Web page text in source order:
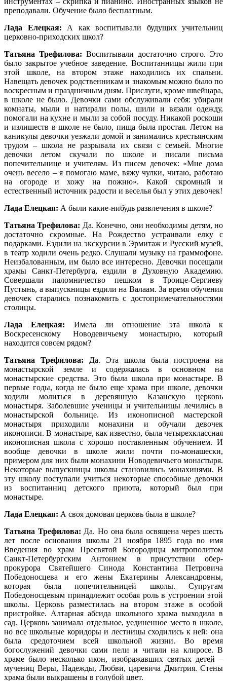
преподавали. Обучение было бесплатным.
Лада Елецкая: А как воспитывали будущих учительниц
церковно-приходских школ?
Татьяна Трефилова: Воспитывали достаточно строго. Это
было закрытое учебное заведение. Воспитанницы жили при
этой школе, на втором этаже находились их спальни.
Навещать девочек родственникам и знакомым можно было по
воскресным и праздничным дням. Прислуги, кроме швейцара,
в школе не было. Девочки сами обслуживали себя: убирали
комнаты, мыли и натирали полы, шили и вязали одежду,
помогали на кухне и мыли за собой посуду. Никакой роскоши
и излишеств в школе не было, пища была простая. Летом на
каникулы девочки уезжали домой и занимались крестьянским
трудом – школа не разрывала их связи с семьей. Многие
девочки летом скучали по школе и писали письма
попечительнице и учителям. Из писем девочек: «Мне дома
очень весело – я помогаю маме, вяжу чулки, читаю, работаю
на огороде и хожу на пожню». Какой скромный и
естественный источник радости и веселья был у этих девочек!
Лада Елецкая: А были какие-нибудь развлечения в школе?
Татьяна Трефилова: Да. Конечно, они необходимы детям, но
достаточно скромные. На Рождество устраивали елку с
подарками. Ездили на экскурсии в Эрмитаж и Русский музей,
в театр ходили очень редко. Слушали музыку на граммофоне.
Неизбалованным, им было все интересно. Девочки посещали
храмы Санкт-Петербурга, ездили в Духовную Академию.
Совершали паломничество пешком в Троице-Сергиеву
Пустынь, а выпускницы ездили на Валаам. За время обучения
девочек старались познакомить с достопримечательностями
столицы.
Лада Елецкая: Имела ли отношение эта школа к
Воскресенскому Новодевичьему монастырю, который
находится совсем рядом?
Татьяна Трефилова: Да. Эта школа была построена на
монастырской земле и содержалась в основном на
монастырские средства. Это была школа при монастыре. В
первые годы, когда не было еще храма при школе, девочки
ходили молиться в деревянную Казанскую церковь
монастыря. Заболевшие ученицы и учительницы лечились в
монастырской больнице. Из иконописной мастерской
монастыря приходили монахини и обучали девочек
иконописи. В монастыре, как известно, была четырехклассная
иконописная школа с хорошо поставленным обучением. И
вообще девочки в школе жили почти по-монашески,
примером для них были монахини Новодевичьего монастыря.
Некоторые выпускницы школы становились монахинями. В
эту школу поступали учиться некоторые способные девочки
из воспитанниц детского приюта, который был при
монастыре.
Лада Елецкая: А своя домовая церковь была в школе?
Татьяна Трефилова: Да. Но она была освящена через шесть
лет после основания школы 21 ноября 1895 года во имя
Введения во храм Пресвятой Богородицы митрополитом
Санкт-Петербургским Антонием в присутствии обер-
прокурора Святейшего Синода Константина Петровича
Победоносцева и его жены Екатерины Александровны,
которая была попечительницей школы. Супругам
Победоносцевым принадлежит особая роль в устроении этой
школы. Церковь разместилась на втором этаже в особой
пристройке. Алтарная абсида школьного храма выходила в
сад. Церковь занимала отдельное, уединенное место в школе,
но все школьные коридоры и лестницы сходились к ней: она
была средоточием всей школьной жизни. Во время
богослужений девочки сами пели и читали на клиросе. В
храме было несколько икон, изображавших святых детей –
мучениц Веры, Надежды, Любви, царевича Дмитрия. Стены
храма были выкрашены в голубой цвет.